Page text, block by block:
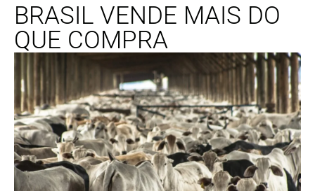
BRASIL VENDE MAIS DO
QUE COMPRA